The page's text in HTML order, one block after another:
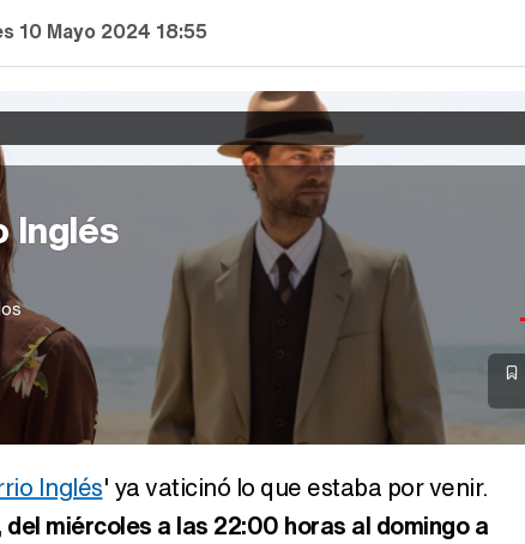
10 Mayo 2024 18:55
Inglés
Inglés' ya vaticinó lo que estaba por venir.
miércoles a las 22:00 horas al domingo a